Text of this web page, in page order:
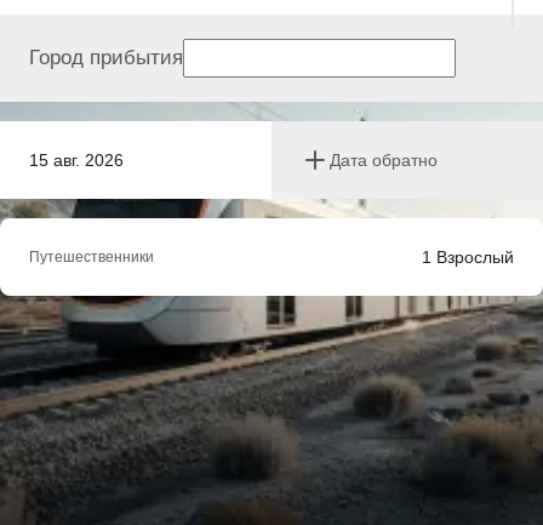
15 авг. 2026 Дата обратно
Город прибытия
Путешественники 1 Взрослый